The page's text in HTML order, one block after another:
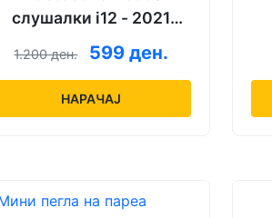
слушалки i12 - 2021
модел
1.200 ден. 599 ден.
НАРАЧАЈ